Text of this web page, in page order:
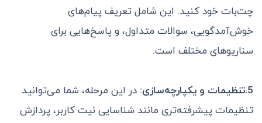
چت‌بات خود کنید. این شامل تعریف پیام‌های
خوش‌آمدگویی، سوالات متداول، و پاسخ‌هایی برای
سناریوهای مختلف است.
5.تنظیمات و یکپارچه‌سازی:
در این مرحله، شما می‌توانید
تنظیمات پیشرفته‌تری مانند شناسایی نیت کاربر، پردازش